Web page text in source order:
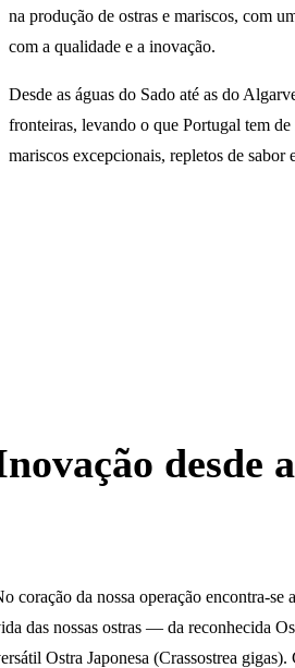
na produção de ostras e mariscos, com
com a qualidade e a inovação.
Desde as águas do Sado até as do
fronteiras, levando o que Portugal tem
mariscos excepcionais, repletos de sabor
desde
coração da nossa operação encontra-se
das nossas ostras — da reconhecida
Ostra Japonesa (Crassostrea